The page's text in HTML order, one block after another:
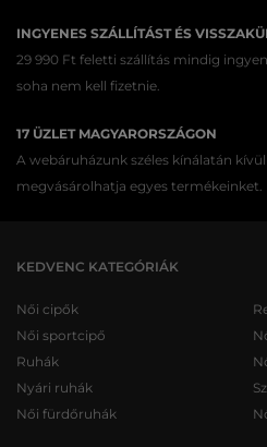
INGYENES SZÁLLÍTÁST ÉS
29 990 Ft feletti szállítás mindig
soha nem kell fizetnie.
17 ÜZLET MAGYARORSZÁGON
A webáruházunk széles kínálatán
megvásárolhatja egyes termékeinket.
KEDVENC KATEGÓRIÁK
Női cipők
Női sportcipő
Ruhák
Nyári ruhák
Női fürdőruhák